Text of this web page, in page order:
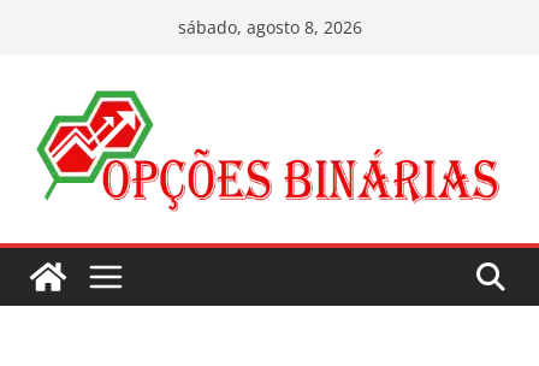
conteúdo
sábado, agosto 8, 2026